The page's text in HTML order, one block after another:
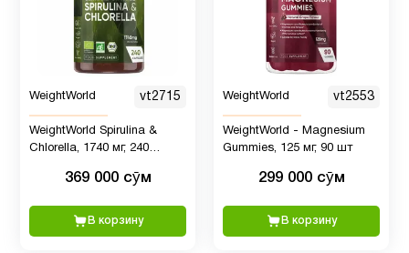
WeightWorld vt2715
WeightWorld Spirulina &
Chlorella, 1740 мг, 240
369 000 сӯм
В корзину
WeightWorld vt2553
WeightWorld - Magnesium
Gummies, 125 мг, 90 шт
299 000 сӯм
В корзину